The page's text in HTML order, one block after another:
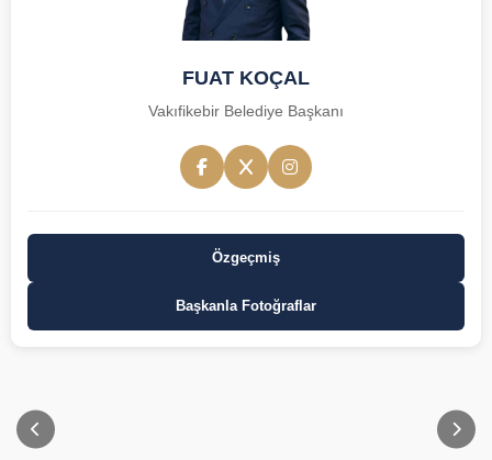
FUAT KOÇAL
Vakıfikebir Belediye Başkanı
Özgeçmiş
Başkanla Fotoğraflar